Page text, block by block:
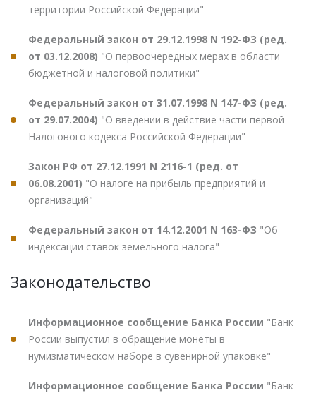
территории Российской Федерации"
Федеральный закон от 29.12.1998 N 192-ФЗ (ред.
от 03.12.2008) "О первоочередных мерах в области
бюджетной и налоговой политики"
Федеральный закон от 31.07.1998 N 147-ФЗ (ред.
от 29.07.2004) "О введении в действие части первой
Налогового кодекса Российской Федерации"
Закон РФ от 27.12.1991 N 2116-1 (ред. от
06.08.2001) "О налоге на прибыль предприятий и
организаций"
Федеральный закон от 14.12.2001 N 163-ФЗ "Об
индексации ставок земельного налога"
Законодательство
Информационное сообщение Банка России "Банк
России выпустил в обращение монеты в
нумизматическом наборе в сувенирной упаковке"
Информационное сообщение Банка России "Банк